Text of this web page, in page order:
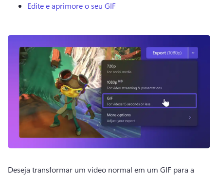
Edite e aprimore o seu GIF
Deseja transformar um vídeo normal em um GIF para a